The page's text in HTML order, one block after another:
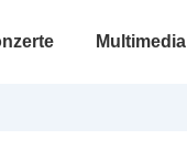
Multimedia